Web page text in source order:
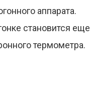
аппарата.
становится еще
термометра.